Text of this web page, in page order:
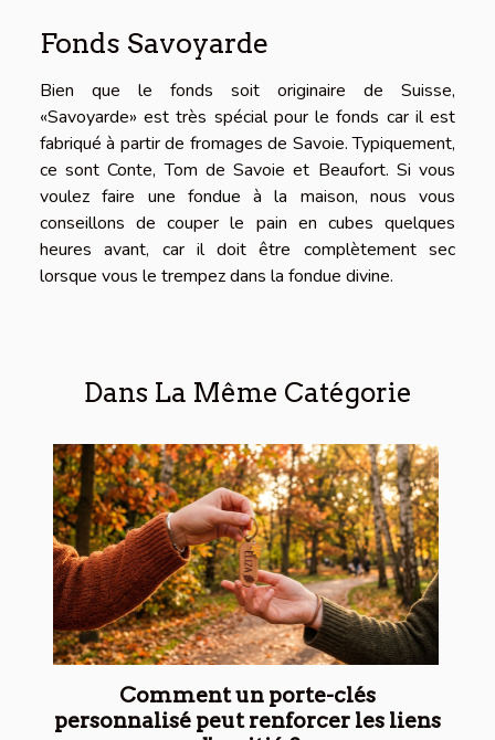
Fonds Savoyarde
Bien que le fonds soit originaire de Suisse,
«Savoyarde» est très spécial pour le fonds car il est
fabriqué à partir de fromages de Savoie. Typiquement,
ce sont Conte, Tom de Savoie et Beaufort. Si vous
voulez faire une fondue à la maison, nous vous
conseillons de couper le pain en cubes quelques
heures avant, car il doit être complètement sec
lorsque vous le trempez dans la fondue divine.
Dans La Même Catégorie
Comment un porte-clés
personnalisé peut renforcer les liens